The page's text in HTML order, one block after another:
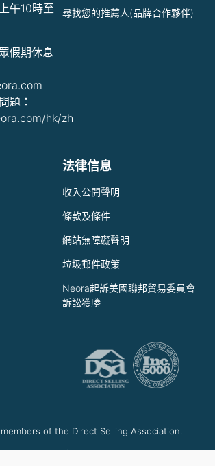
午10時至
假期休息
題：
hk/zh
尋找您的推薦人(品牌合作夥伴)
法律信息
收入公開聲明
條款及條件
網站無障礙聲明
垃圾郵件政策
Neora起訴美國聯邦貿易委員會
訴訟獲勝
of the Direct Selling Association.
view the code of Ethics by which we abide.